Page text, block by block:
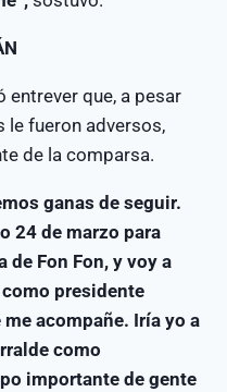
entrever que, a pesar
le fueron adversos,
de la comparsa.
ganas de seguir.
24 de marzo para
Fon Fon, y voy a
presidente
acompañe. Iría yo a
como
importante de gente